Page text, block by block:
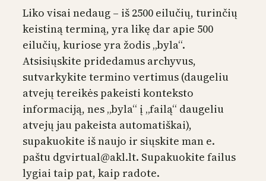
Liko visai nedaug – iš 2500 eilučių, turinčių
keistiną terminą, yra likę dar apie 500
eilučių, kuriose yra žodis „byla“.
Atsisiųskite pridedamus archyvus,
sutvarkykite termino vertimus (daugeliu
atvejų tereikės pakeisti konteksto
informaciją, nes „byla“ į „failą“ daugeliu
atvejų jau pakeista automatiškai),
supakuokite iš naujo ir siųskite man e.
paštu dgvirtual@akl.lt. Supakuokite failus
lygiai taip pat, kaip radote.